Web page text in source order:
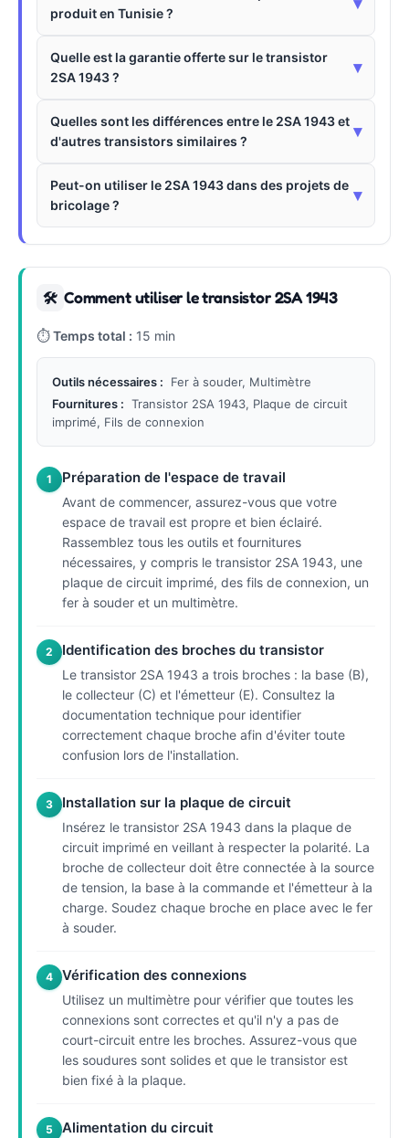
produit en Tunisie ?
Quelle est la garantie offerte sur le transistor
2SA 1943 ?
▾
Quelles sont les différences entre le 2SA 1943 et
d'autres transistors similaires ?
▾
Peut-on utiliser le 2SA 1943 dans des projets de
bricolage ?
▾
🛠 Comment utiliser le transistor 2SA 1943
⏱Temps total : 15 min
Outils nécessaires :
Fer à souder, Multimètre
Fournitures : Transistor 2SA 1943, Plaque de circuit
imprimé, Fils de connexion
1 Préparation de l'espace de travail
Avant de commencer, assurez-vous que votre
espace de travail est propre et bien éclairé.
Rassemblez tous les outils et fournitures
nécessaires, y compris le transistor 2SA 1943, une
plaque de circuit imprimé, des fils de connexion, un
fer à souder et un multimètre.
2 Identification des broches du transistor
Le transistor 2SA 1943 a trois broches : la base (B),
le collecteur (C) et l'émetteur (E). Consultez la
documentation technique pour identifier
correctement chaque broche afin d'éviter toute
confusion lors de l'installation.
3 Installation sur la plaque de circuit
Insérez le transistor 2SA 1943 dans la plaque de
circuit imprimé en veillant à respecter la polarité. La
broche de collecteur doit être connectée à la source
de tension, la base à la commande et l'émetteur à la
charge. Soudez chaque broche en place avec le fer
à souder.
4 Vérification des connexions
Utilisez un multimètre pour vérifier que toutes les
connexions sont correctes et qu'il n'y a pas de
court-circuit entre les broches. Assurez-vous que
les soudures sont solides et que le transistor est
bien fixé à la plaque.
5 Alimentation du circuit